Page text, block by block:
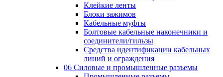
Клейкие ленты
Блоки зажимов
Кабельные муфты
Болтовые кабельные наконечники и
соединители/гильзы
Средства идентификации кабельных
линий и ограждения
06 Силовые и промышленные разъемы